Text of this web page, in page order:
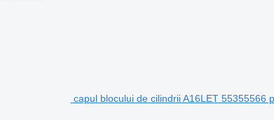
capul blocului de cilindrii A16LET 55355566